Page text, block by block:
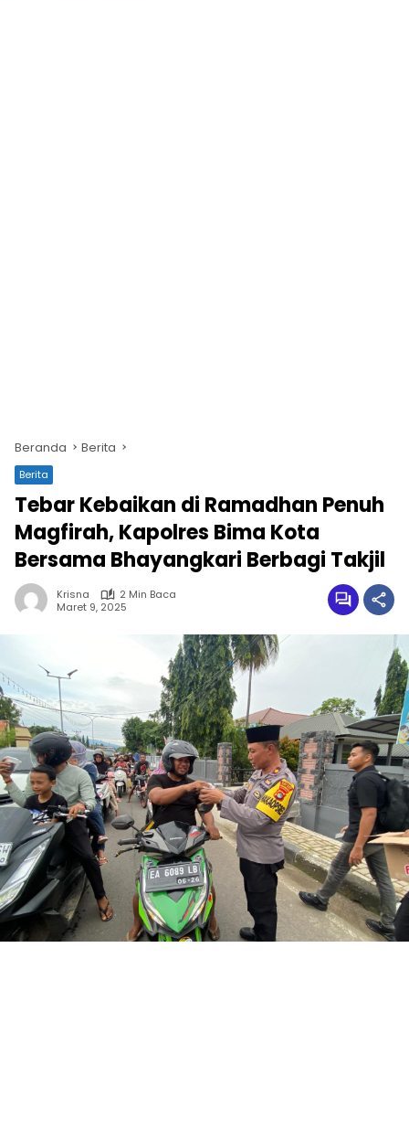
Beranda Berita
Berita
Tebar Kebaikan di Ramadhan Penuh
Magfirah, Kapolres Bima Kota
Bersama Bhayangkari Berbagi Takjil
Krisna
2 Min Baca
Maret 9, 2025